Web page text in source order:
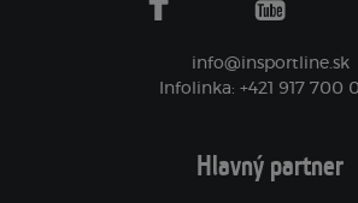
facebook youtube
info@insportline.sk
Infolinka: +421 917 700
Hlavný partner